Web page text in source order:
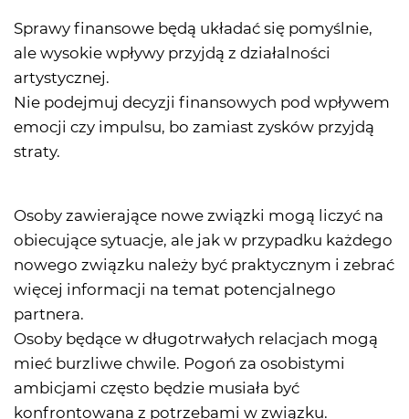
Sprawy finansowe będą układać się pomyślnie,
ale wysokie wpływy przyjdą z działalności
artystycznej.
Nie podejmuj decyzji finansowych pod wpływem
emocji czy impulsu, bo zamiast zysków przyjdą
straty.
Osoby zawierające nowe związki mogą liczyć na
obiecujące sytuacje, ale jak w przypadku każdego
nowego związku należy być praktycznym i zebrać
więcej informacji na temat potencjalnego
partnera.
Osoby będące w długotrwałych relacjach mogą
mieć burzliwe chwile. Pogoń za osobistymi
ambicjami często będzie musiała być
konfrontowana z potrzebami w związku.